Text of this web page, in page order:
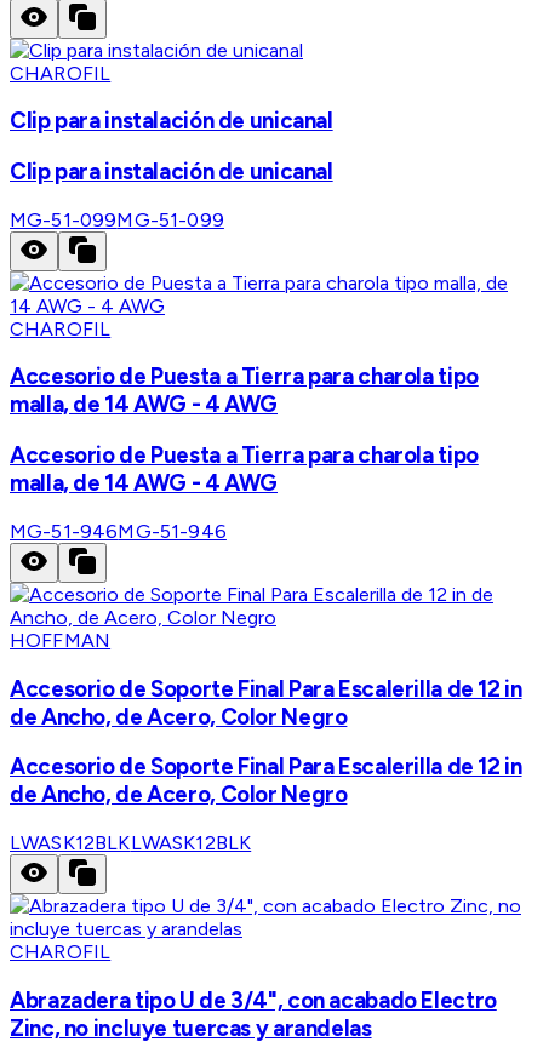
CHAROFIL
Clip para instalación de unicanal
Clip para instalación de unicanal
MG-51-099MG-51-099
CHAROFIL
Accesorio de Puesta a Tierra para charola tipo
malla, de 14 AWG - 4 AWG
Accesorio de Puesta a Tierra para charola tipo
malla, de 14 AWG - 4 AWG
MG-51-946MG-51-946
HOFFMAN
Accesorio de Soporte Final Para Escalerilla de 12 in
de Ancho, de Acero, Color Negro
Accesorio de Soporte Final Para Escalerilla de 12 in
de Ancho, de Acero, Color Negro
LWASK12BLKLWASK12BLK
CHAROFIL
Abrazadera tipo U de 3/4", con acabado Electro
Zinc, no incluye tuercas y arandelas